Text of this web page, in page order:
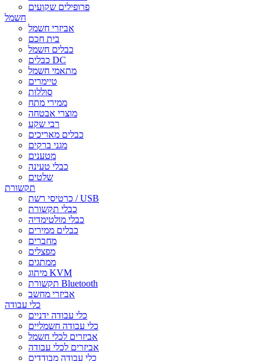
פרופילים שקועים
חשמל
אביזרי חשמל
בית חכם
כבלים חשמל
כבלים DC
מתאמי חשמל
טיימרים
סוללות
ממירי מתח
מוצרי אבטחה
רבי שקע
כבלים מאריכים
מגני ברקים
מטענים
כבלי טעינה
שלטים
תקשורת
כרטיסי רשת / USB
כבלי תקשורת
כבלי מולטימדיה
כבלים ממירים
מחברים
מפצלים
ממתגים
מיתוג KVM
תקשורת Bluetooth
אביזרי מחשב
כלי עבודה
כלי עבודה ידניים
כלי עבודה חשמליים
אביזרים לכלי חשמל
אביזרים לכלי עבודה
כלי עבודה מבודדים